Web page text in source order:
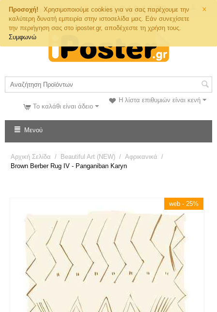
×
Προσοχή!
Χρησιμοποιούμε cookies για να σας παρέχουμε την
καλύτερη δυνατή εμπειρία στην ιστοσελίδα μας. Εάν συνεχίσετε
την περιήγηση σας στο iposter.gr, αποδέχεστε τη χρήση τους.
Συμφωνώ
Τηλ. Παραγγελιών
Η λίστα επιθυμιών είναι κενή
Το καλάθι είναι άδειο
Μενού
Αρχική Σελίδα / Beautiful Art (NEW) / Αφρικανικά /
Brown Berber Rug IV - Panganiban Karyn
web - 25%